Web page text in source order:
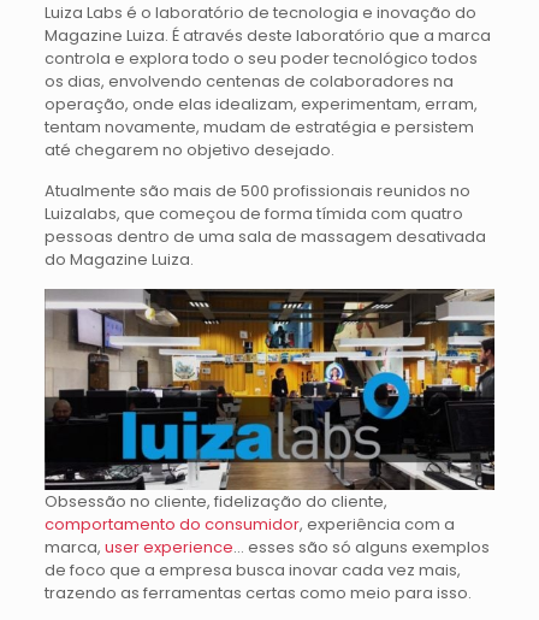
Luiza Labs é o laboratório de tecnologia e inovação do
Magazine Luiza. É através deste laboratório que a marca
controla e explora todo o seu poder tecnológico todos
os dias, envolvendo centenas de colaboradores na
operação, onde elas idealizam, experimentam, erram,
tentam novamente, mudam de estratégia e persistem
até chegarem no objetivo desejado.
Atualmente são mais de 500 profissionais reunidos no
Luizalabs, que começou de forma tímida com quatro
pessoas dentro de uma sala de massagem desativada
do Magazine Luiza.
Obsessão no cliente, fidelização do cliente,
comportamento do consumidor, experiência com a
marca, user experience… esses são só alguns exemplos
de foco que a empresa busca inovar cada vez mais,
trazendo as ferramentas certas como meio para isso.